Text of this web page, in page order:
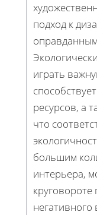
подход к
играть
ресурсов, а
что
большим
интерьера,